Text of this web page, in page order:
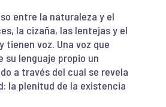
entre la naturaleza y el
la cizaña, las lentejas y el
tienen voz. Una voz que
su lenguaje propio un
a través del cual se revela
la plenitud de la existencia